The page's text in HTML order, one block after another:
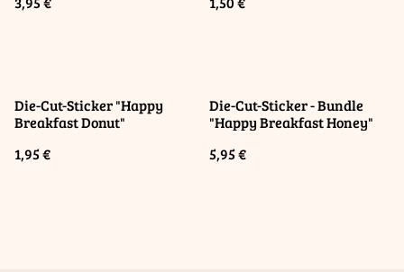
Die-Cut-Sticker "Happy
Breakfast Donut"
1,95 €
Die-Cut-Sticker - Bundle
"Happy Breakfast Honey"
5,95 €